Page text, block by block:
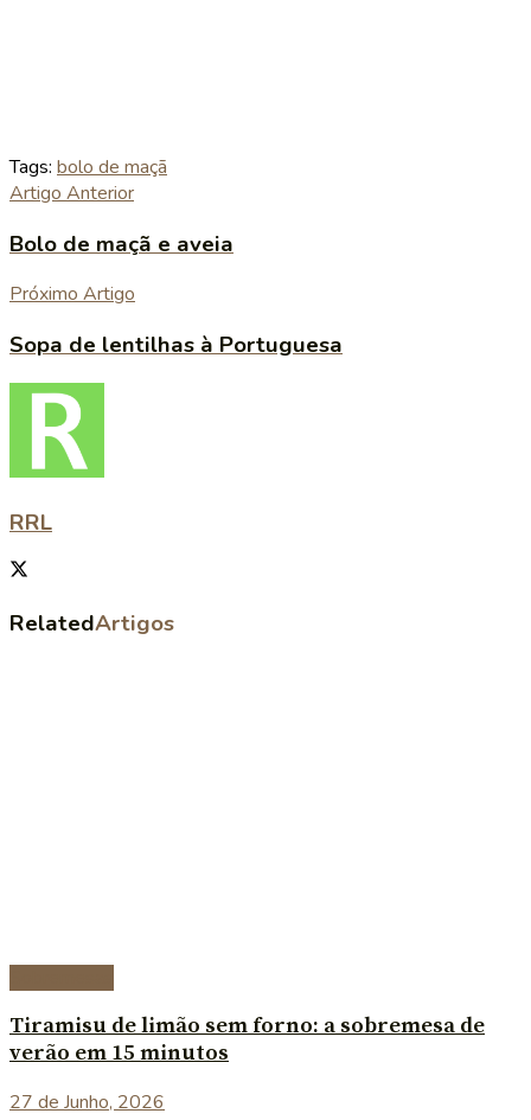
Tags: bolo de maçã
Artigo Anterior
Bolo de maçã e aveia
Próximo Artigo
Sopa de lentilhas à Portuguesa
RRL
RelatedArtigos
Tiramisu de limão sem forno: a sobremesa de
verão em 15 minutos
27 de Junho, 2026